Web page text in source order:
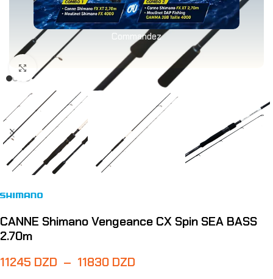
Commandez
Agrandir
CANNE Shimano Vengeance CX Spin SEA BASS
2.70m
11245 DZD – 11830 DZD